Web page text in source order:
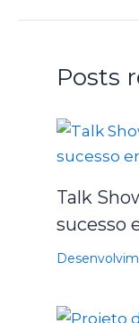
Posts
Talk
sucesso